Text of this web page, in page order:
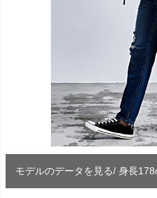
モデルのデータを見る/ 身長